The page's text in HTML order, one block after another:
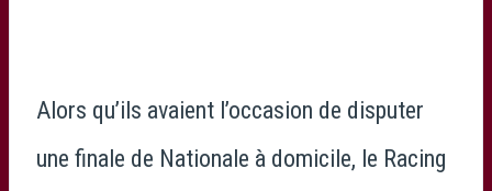
Alors qu’ils avaient l’occasion de disputer
une finale de Nationale à domicile, le Racing